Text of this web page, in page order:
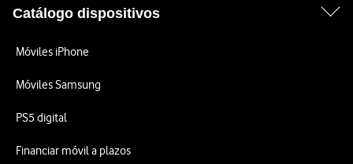
Catálogo dispositivos
Móviles iPhone
Móviles Samsung
PS5 digital
Financiar móvil a plazos